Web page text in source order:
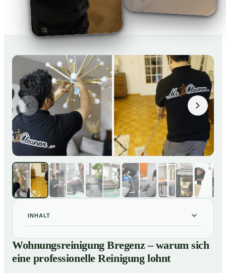
INHALT
01 Wohnungsreinigung Bregenz – warum sich eine
professionelle Reinigung lohnt
Unsere Leistungen im Überblick
Wohnungsreinigung Bregenz – warum sich
eine professionelle Reinigung lohnt